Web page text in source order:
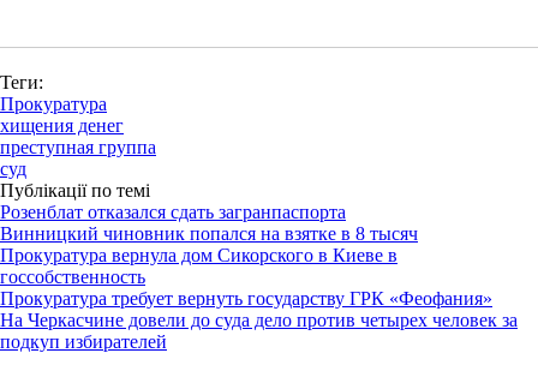
Теги:
Прокуратура
хищения денег
преступная группа
суд
Публікації по темі
Розенблат отказался сдать загранпаспорта
Винницкий чиновник попался на взятке в 8 тысяч
Прокуратура вернула дом Сикорского в Киеве в
госсобственность
Прокуратура требует вернуть государству ГРК «Феофания»
На Черкасчине довели до суда дело против четырех человек за
подкуп избирателей